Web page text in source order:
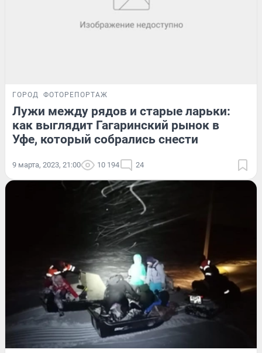
ГОРОД ФОТОРЕПОРТАЖ
Лужи между рядов и старые ларьки:
как выглядит Гагаринский рынок в
Уфе, который собрались снести
9 марта, 2023, 21:00 10 194 24